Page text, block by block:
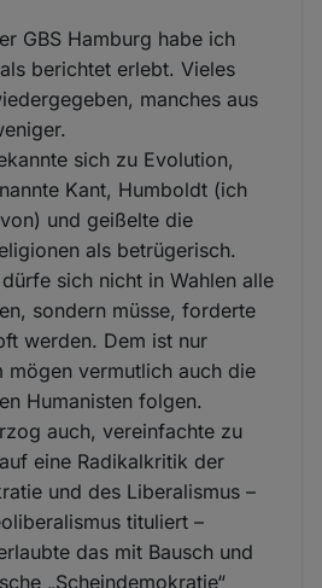
GBS Hamburg habe ich
berichtet erlebt. Vieles
manches aus
sich zu Evolution,
Kant, Humboldt (ich
und geißelte die
als betrügerisch.
sich nicht in Wahlen alle
sondern müsse, forderte
werden. Dem ist nur
mögen vermutlich auch die
Humanisten folgen.
auch, vereinfachte zu
eine Radikalkritik der
und des Liberalismus –
tituliert –
das mit Bausch und
„Scheindemokratie“